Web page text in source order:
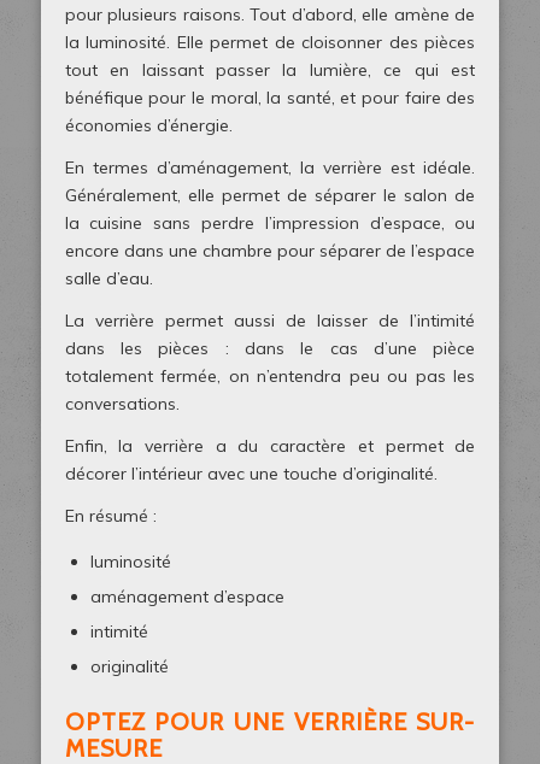
pour plusieurs raisons. Tout d’abord, elle amène de
la luminosité. Elle permet de cloisonner des pièces
tout en laissant passer la lumière, ce qui est
bénéfique pour le moral, la santé, et pour faire des
économies d’énergie.
En termes d’aménagement, la verrière est idéale.
Généralement, elle permet de séparer le salon de
la cuisine sans perdre l’impression d’espace, ou
encore dans une chambre pour séparer de l’espace
salle d’eau.
La verrière permet aussi de laisser de l’intimité
dans les pièces : dans le cas d’une pièce
totalement fermée, on n’entendra peu ou pas les
conversations.
Enfin, la verrière a du caractère et permet de
décorer l’intérieur avec une touche d’originalité.
En résumé :
luminosité
aménagement d’espace
intimité
originalité
OPTEZ POUR UNE VERRIÈRE SUR-
MESURE